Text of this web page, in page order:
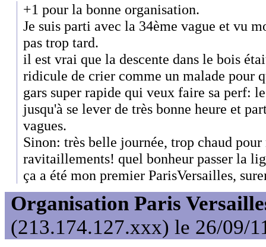
+1 pour la bonne organisation.
Je suis parti avec la 34ème vague et vu
pas trop tard.
il est vrai que la descente dans le bois
ridicule de crier comme un malade pour
gars super rapide qui veux faire sa perf:
jusqu'à se lever de très bonne heure et
vagues.
Sinon: très belle journée, trop chaud
ravitaillements! quel bonheur passer la
ça a été mon premier ParisVersailles,
Organisation Paris
(213.174.127.xxx) le 26/09/